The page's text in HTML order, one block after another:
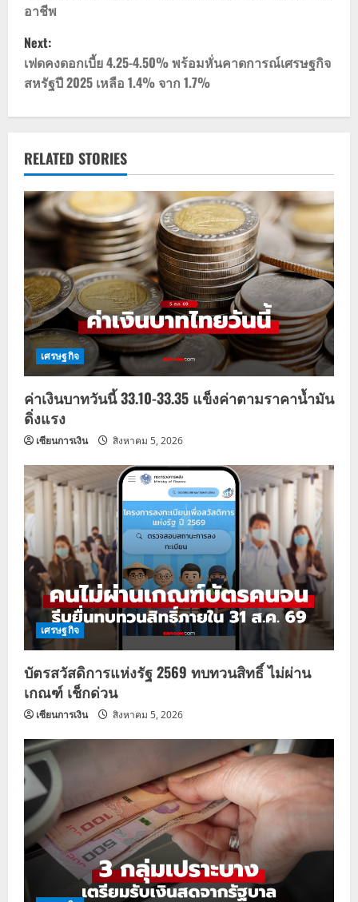
s
t
n
v
i
g
a
t
i
o
n
อาชีพ
Next:
เฟดคงดอกเบี้ย 4.25-4.50% พร้อมหั่นคาดการณ์เศรษฐกิจ
สหรัฐปี 2025 เหลือ 1.4% จาก 1.7%
RELATED STORIES
เศรษฐกิจ
ค่าเงินบาทวันนี้ 33.10-33.35 แข็งค่าตามราคาน้ำมัน
ดิ่งแรง
เซียนการเงิน สิงหาคม 5, 2026
เศรษฐกิจ
บัตรสวัสดิการแห่งรัฐ 2569 ทบทวนสิทธิ์ ไม่ผ่าน
เกณฑ์ เช็กด่วน
เซียนการเงิน สิงหาคม 5, 2026